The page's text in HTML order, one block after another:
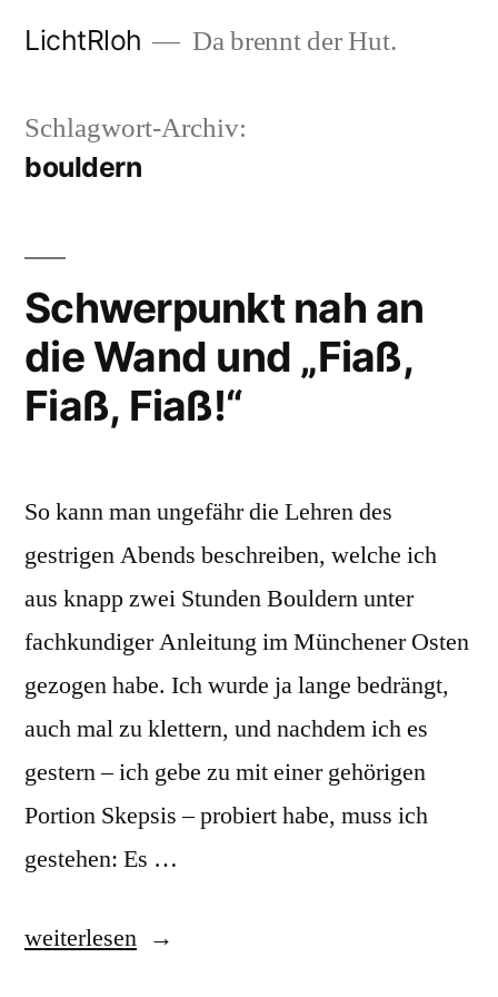
LichtRloh Da brennt der Hut.
Schlagwort-Archiv:
bouldern
Schwerpunkt nah an
die Wand und „Fiaß,
Fiaß, Fiaß!“
So kann man ungefähr die Lehren des
gestrigen Abends beschreiben, welche ich
aus knapp zwei Stunden Bouldern unter
fachkundiger Anleitung im Münchener Osten
gezogen habe. Ich wurde ja lange bedrängt,
auch mal zu klettern, und nachdem ich es
gestern – ich gebe zu mit einer gehörigen
Portion Skepsis – probiert habe, muss ich
gestehen: Es …
„Schwerpunkt
weiterlesen